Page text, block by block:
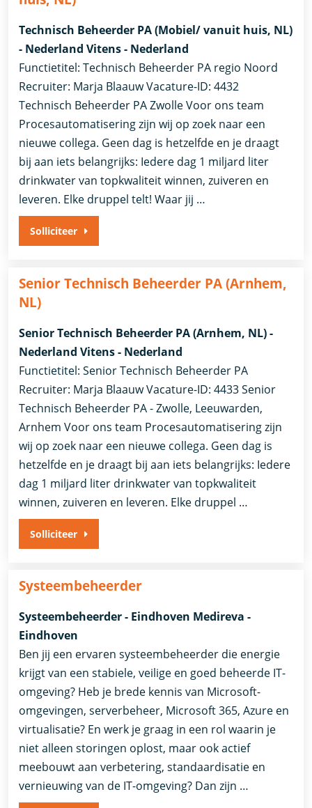
Technisch Beheerder PA (Mobiel/ vanuit huis, NL)
- Nederland Vitens - Nederland
Functietitel: Technisch Beheerder PA regio Noord
Recruiter: Marja Blaauw Vacature-ID: 4432
Technisch Beheerder PA Zwolle Voor ons team
Procesautomatisering zijn wij op zoek naar een
nieuwe collega. Geen dag is hetzelfde en je draagt
bij aan iets belangrijks: Iedere dag 1 miljard liter
drinkwater van topkwaliteit winnen, zuiveren en
leveren. Elke druppel telt! Waar jij …
Solliciteer
Senior Technisch Beheerder PA (Arnhem,
NL)
Senior Technisch Beheerder PA (Arnhem, NL) -
Nederland Vitens - Nederland
Functietitel: Senior Technisch Beheerder PA
Recruiter: Marja Blaauw Vacature-ID: 4433 Senior
Technisch Beheerder PA - Zwolle, Leeuwarden,
Arnhem Voor ons team Procesautomatisering zijn
wij op zoek naar een nieuwe collega. Geen dag is
hetzelfde en je draagt bij aan iets belangrijks: Iedere
dag 1 miljard liter drinkwater van topkwaliteit
winnen, zuiveren en leveren. Elke druppel …
Solliciteer
Systeembeheerder
Systeembeheerder - Eindhoven Medireva -
Eindhoven
Ben jij een ervaren systeembeheerder die energie
krijgt van een stabiele, veilige en goed beheerde IT-
omgeving? Heb je brede kennis van Microsoft-
omgevingen, serverbeheer, Microsoft 365, Azure en
virtualisatie? En werk je graag in een rol waarin je
niet alleen storingen oplost, maar ook actief
meebouwt aan verbetering, standaardisatie en
vernieuwing van de IT-omgeving? Dan zijn …